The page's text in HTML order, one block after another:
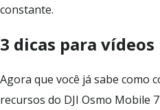
constante.
3 dicas para
Agora que você já sabe como
recursos do DJI Osmo Mobile